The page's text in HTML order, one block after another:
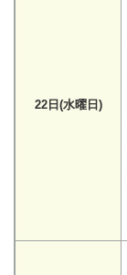
22日(水曜日)